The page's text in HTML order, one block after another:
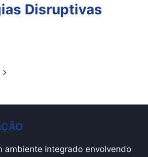
Disruptivas
Next
ambiente integrado envolvendo